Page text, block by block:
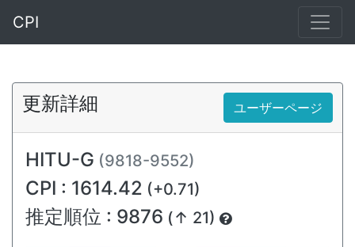
CPI
更新詳細 ユーザーページ
HITU-G (9818-9552)
CPI : 1614.42 (+0.71)
推定順位 : 9876 (↑ 21)